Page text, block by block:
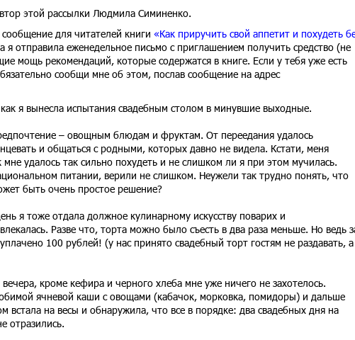
этой рассылки Людмила Симиненко.
для читателей книги «Как приручить свой аппетит и похудеть
я отправила еженедельное письмо с приглашением получить средство (не
мощь рекомендаций, которые содержатся в книге. Если у тебя уже есть
сообщи мне об этом, послав сообщение на адрес
я вынесла испытания свадебным столом в минувшие выходные.
– овощным блюдам и фруктам. От переедания удалось
и общаться с родными, которых давно не видела. Кстати, меня
удалось так сильно похудеть и не слишком ли я при этом мучилась.
питании, верили не слишком. Неужели так трудно понять, что
быть очень простое решение?
я тоже отдала должное кулинарному искусству поварих и
Разве что, торта можно было съесть в два раза меньше. Но ведь
100 рублей! (у нас принято свадебный торт гостям не раздавать, а
кроме кефира и черного хлеба мне уже ничего не захотелось.
ячневой каши с овощами (кабачок, морковка, помидоры) и дальше
встала на весы и обнаружила, что все в порядке: два свадебных дня на
отразились.